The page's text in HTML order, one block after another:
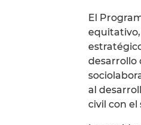
El
desarrollo
al
civil con el